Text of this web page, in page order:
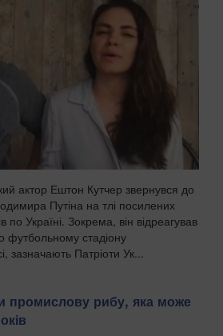
актор Ештон Кутчер звернувся до
Путіна на тлі посилених
по Україні. Зокрема, він відреагував
футбольному стадіону
Патріоти Ук...
промислову рибу, яка може